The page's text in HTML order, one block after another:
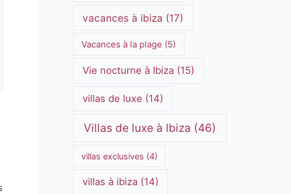
vacances à ibiza (17)
Vacances à la plage (5)
Vie nocturne à Ibiza (15)
villas de luxe (14)
Villas de luxe à Ibiza (46)
villas exclusives (4)
villas à ibiza (14)